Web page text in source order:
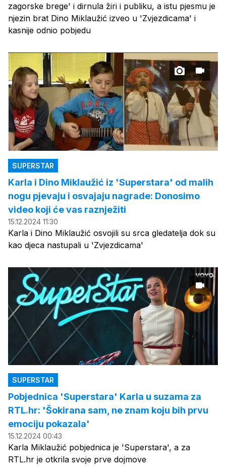
zagorske brege' i dirnula žiri i publiku, a istu pjesmu je
njezin brat Dino Miklaužić izveo u 'Zvjezdicama' i
kasnije odnio pobjedu
SUPERSTAR
Karla i Dino Miklaužić iz 'Superstara' od malih
nogu pjevaju i osvajaju nagrade: Donosimo
video koji će vas raznježiti
15.12.2024 11:30
Karla i Dino Miklaužić osvojili su srca gledatelja dok su
kao djeca nastupali u 'Zvjezdicama'
SUPERSTAR
Pobjednica 'Superstara' Karla u suzama za
RTL.hr: 'Šokirana sam, ne znam koju bih prvu
emociju pokazala'
15.12.2024 00:43
Karla Miklaužić pobjednica je 'Superstara', a za
RTL.hr je otkrila svoje prve dojmove